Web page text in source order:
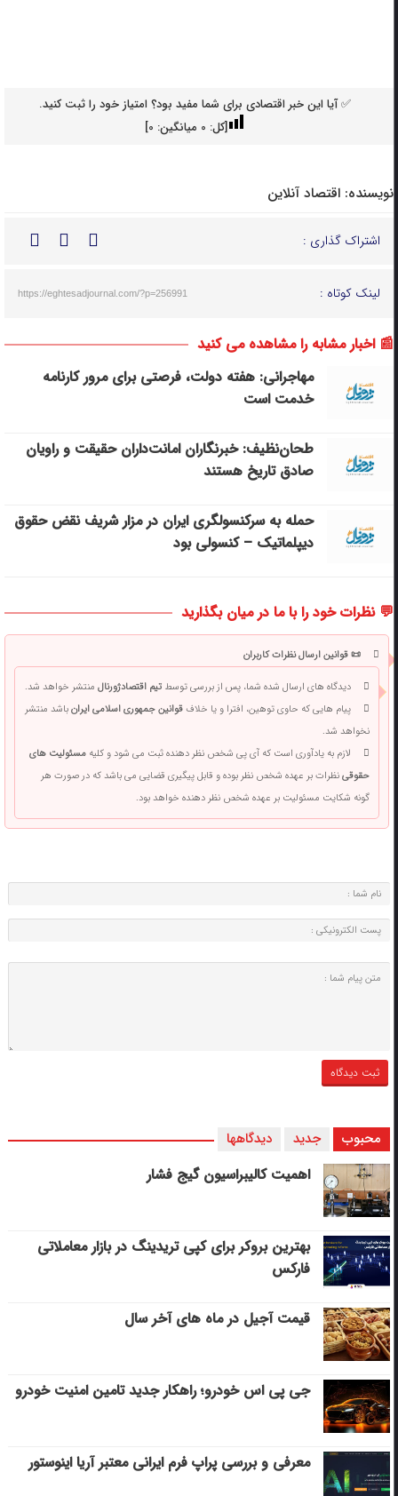
✅ آیا این خبر اقتصادی برای شما مفید بود؟ امتیاز خود را ثبت کنید.
[کل: 0میانگین: 0
]
نویسنده: اقتصاد آنلاین
اشتراک گذاری :
لینک کوتاه : https://eghtesadjournal.com/?p=256991
📰 اخبار مشابه را مشاهده می کنید
مهاجرانی: هفته دولت، فرصتی برای مرور کارنامه
خدمت است
طحان‌نظیف: خبرنگاران امانت‌داران حقیقت و راویان
صادق تاریخ‌ هستند
حمله به سرکنسولگری ایران در مزار شریف نقض حقوق
دیپلماتیک – کنسولی بود
💬 نظرات خود را با ما در میان بگذارید
📜 قوانین ارسال نظرات کاربران
دیدگاه های ارسال شده شما، پس از بررسی توسطتیم اقتصادژورنالمنتشر خواهد شد.
پیام هایی که حاوی توهین، افترا و یا خلافقوانین جمهوری اسلامی ایرانباشد منتشر
نخواهد شد.
لازم به یادآوری است که آی پی شخص نظر دهنده ثبت می شود و کلیهمسئولیت های
حقوقینظرات بر عهده شخص نظر بوده و قابل پیگیری قضایی می باشد که در صورت هر
گونه شکایت مسئولیت بر عهده شخص نظر دهنده خواهد بود.
محبوب جدید دیدگاهها
اهمیت کالیبراسیون گیج فشار
بهترین بروکر برای کپی‌ تریدینگ در بازار معاملاتی
فارکس
قیمت آجیل در ماه های آخر سال
جی پی اس خودرو؛ راهکار جدید تامین امنیت خودرو
معرفی و بررسی پراپ فرم ایرانی معتبر آریا اینوستور